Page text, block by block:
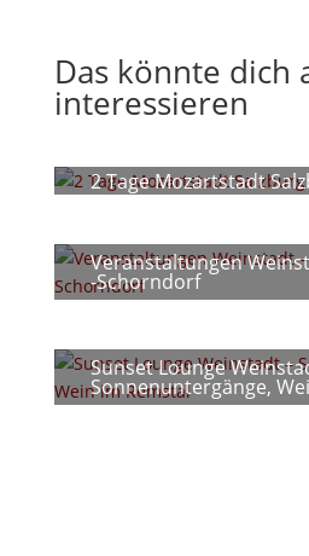
Das könnte dich
interessieren
2 Tage Mozartstadt
Veranstaltungen
-Schorndorf
Sunset Lounge
Sonnenuntergänge,